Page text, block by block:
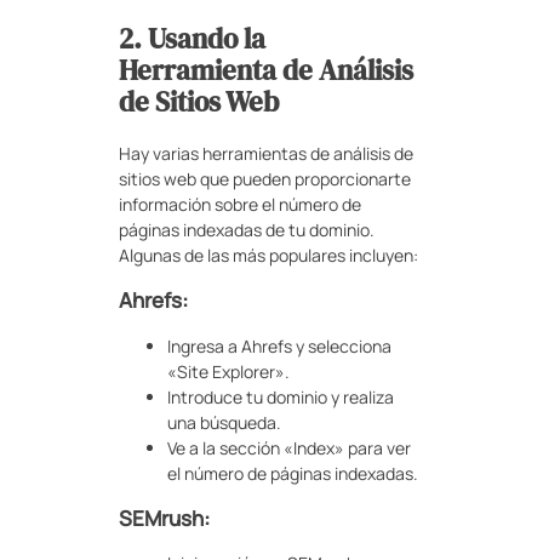
2. Usando la
Herramienta de Análisis
de Sitios Web
Hay varias herramientas de análisis de
sitios web que pueden proporcionarte
información sobre el número de
páginas indexadas de tu dominio.
Algunas de las más populares incluyen:
Ahrefs:
Ingresa a Ahrefs y selecciona
«Site Explorer».
Introduce tu dominio y realiza
una búsqueda.
Ve a la sección «Index» para ver
el número de páginas indexadas.
SEMrush: